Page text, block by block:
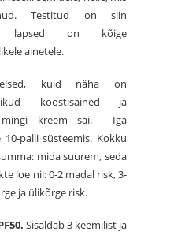
Testitud on siin
lapsed on kõige
ainetele.
kuid näha on
koostisained ja
mingi kreem sai. Iga
palli süsteemis. Kokku
mida suurem, seda
loe nii: 0-2 madal risk, 3-
ja ülikõrge risk.
Sisaldab 3 keemilist ja